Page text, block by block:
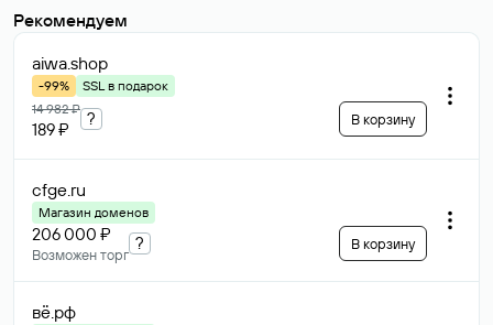
Рекомендуем
aiwa.shop
-99%
SSL в подарок
14 982 ₽
189 ₽
? В корзину
cfge.ru
Магазин доменов
206 000 ₽
Возможен торг
? В корзину
вё.рф